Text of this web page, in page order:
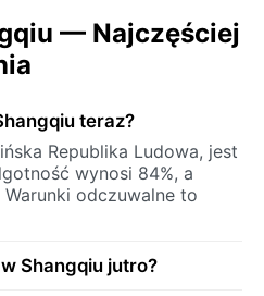
— Najczęściej
teraz?
Republika Ludowa, jest
wynosi 84%, a
odczuwalne to
Shangqiu jutro?